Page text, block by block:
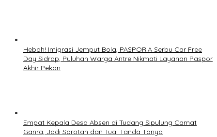
Heboh! Imigrasi Jemput Bola, PASPORIA Serbu Car Free
Day Sidrap, Puluhan Warga Antre Nikmati Layanan Paspor
Akhir Pekan
Empat Kepala Desa Absen di Tudang Sipulung Camat
Ganra, Jadi Sorotan dan Tuai Tanda Tanya